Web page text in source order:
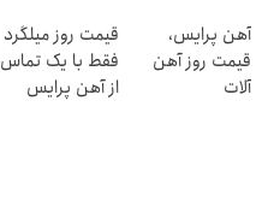
رونمایی شد!
آهن پرایس،
قیمت روز آهن
آلات
قیمت روز میلگرد
فقط با یک تماس
از آهن پرایس